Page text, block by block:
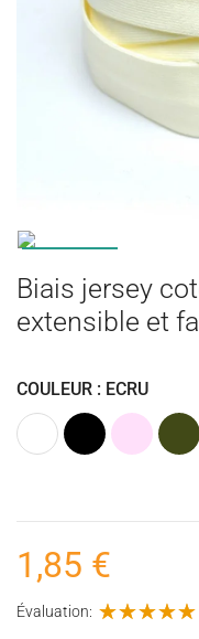
Biais jersey
extensible et
COULEUR : ECRU
Blanc Noir
Rose
Clair
Kaki
(Vert
1,85 €
Évaluation: